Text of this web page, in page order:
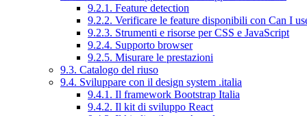
9.2.1. Feature detection
9.2.2. Verificare le feature disponibili con Can I
9.2.3. Strumenti e risorse per CSS e JavaScript
9.2.4. Supporto browser
9.2.5. Misurare le prestazioni
9.3. Catalogo del riuso
9.4. Sviluppare con il design system .italia
9.4.1. Il framework Bootstrap Italia
9.4.2. Il kit di sviluppo React